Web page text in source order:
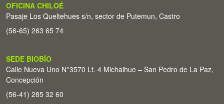
OFICINA CHILOÉ
Pasaje Los Queltehues s/n, sector de Putemun, Castro
(56-65) 263 65 74
SEDE BIOBÍO
Calle Nueva Uno N°3570 Lt. 4 Michaihue – San Pedro de La Paz,
Concepción
(56-41) 285 32 60